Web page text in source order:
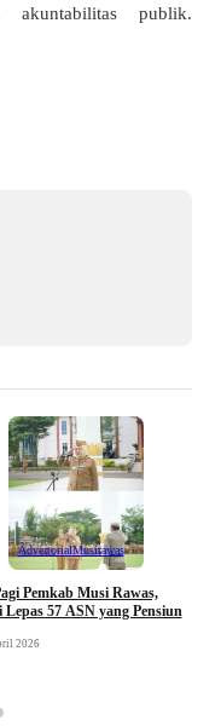
akuntabilitas publik.
AdvertorialMusirawas
Pemkab Musi Rawas,
Lepas 57 ASN yang Pensiun
2026